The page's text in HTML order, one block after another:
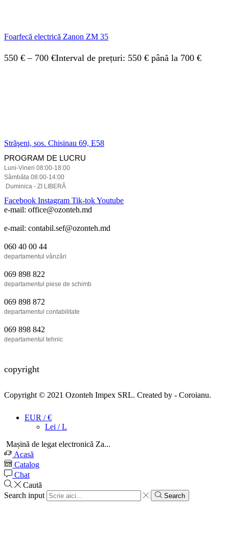
Foarfecă electrică Zanon ZM 35
550 € – 700 €Interval de prețuri: 550 € până la 700 €
Străşeni, sos. Chisinau 69, E58
PROGRAM DE LUCRU
Luni-Vineri 08:00-18:00
Sâmbăta 08:00-14:00
Duminica - ZI LIBERĂ
Facebook Instagram Tik-tokYoutube
e-mail: office@ozonteh.md
e-mail: contabil.sef@ozonteh.md
060 40 00 44
departamentul vânzări
069 898 822
departamentul piese de schimb
069 898 872
departamentul contabilitate
069 898 842
departamentul tehnic
copyright
Copyright © 2021 Ozonteh Impex SRL. Created by - Coroianu.
EUR / €
Lei / L
Mașină de legat electronică Za...
Acasă
Catalog
Chat
Caută
Search input
Search